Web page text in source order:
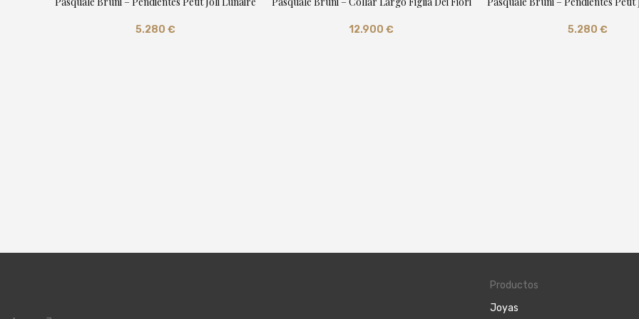
5.280 € 12.900 € 5.280 €
Productos
Joyas